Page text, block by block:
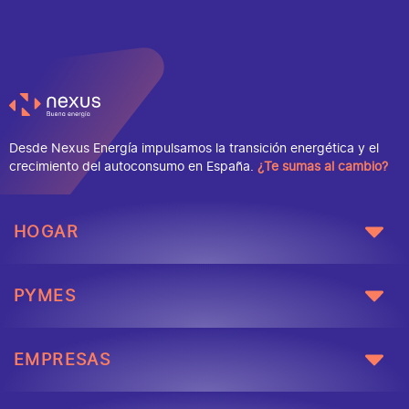
Desde Nexus Energía impulsamos la transición energética y el
crecimiento del autoconsumo en España. ¿Te sumas al cambio?
HOGAR
PYMES
EMPRESAS